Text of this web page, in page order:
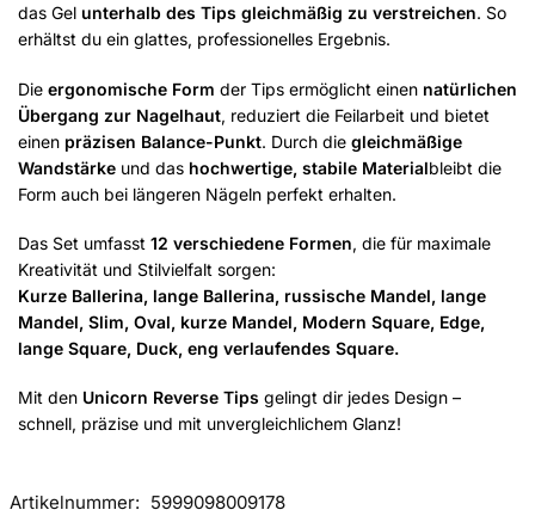
das Gel unterhalb des Tips gleichmäßig zu verstreichen. So
erhältst du ein glattes, professionelles Ergebnis.
Die ergonomische Form der Tips ermöglicht einen natürlichen
Übergang zur Nagelhaut, reduziert die Feilarbeit und bietet
einen präzisen Balance-Punkt. Durch die gleichmäßige
Wandstärke und das hochwertige, stabile Materialbleibt die
Form auch bei längeren Nägeln perfekt erhalten.
Das Set umfasst 12 verschiedene Formen, die für maximale
Kreativität und Stilvielfalt sorgen:
Kurze Ballerina, lange Ballerina, russische Mandel, lange
Mandel, Slim, Oval, kurze Mandel, Modern Square, Edge,
lange Square, Duck, eng verlaufendes Square.
Mit den Unicorn Reverse Tips gelingt dir jedes Design –
schnell, präzise und mit unvergleichlichem Glanz!
Artikelnummer: 5999098009178